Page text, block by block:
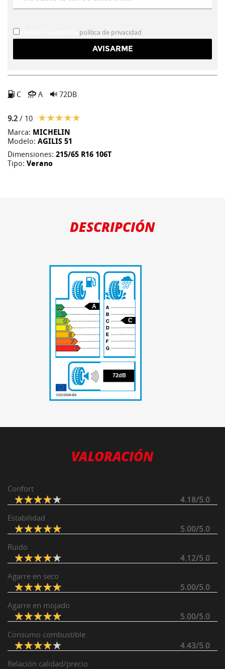
política de privacidad
C A 72DB
9.2 / 10
Marca: MICHELIN
Modelo: AGILIS 51
Dimensiones: 215/65 R16 106T
Tipo: Verano
DESCRIPCIÓN
72
A
C
72dB
VALORACIÓN
Confort
4.18/5.0
Estabilidad
5.00/5.0
Ruido
4.12/5.0
Agarre en seco
5.00/5.0
Agarre en mojado
5.00/5.0
Consumo combustible
4.43/5.0
Relación calidad/precio